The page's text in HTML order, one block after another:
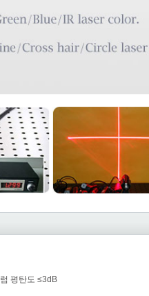
평탄도 ≤3dB